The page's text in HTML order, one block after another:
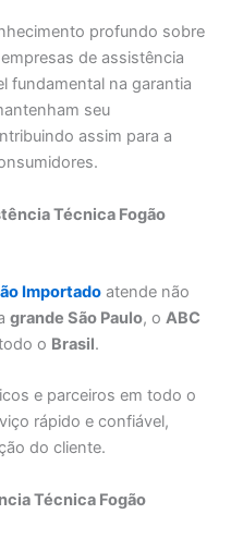
profundo sobre
de assistência
fundamental na garantia
seu
assim para a
Técnica Fogão
Importado atende não
grande São Paulo, oABC
o Brasil.
e parceiros em todo o
rápido e confiável,
do cliente.
Técnica Fogão